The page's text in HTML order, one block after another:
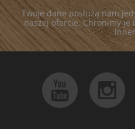
Twoje dane posłużą nam
naszej ofercie. Chronimy